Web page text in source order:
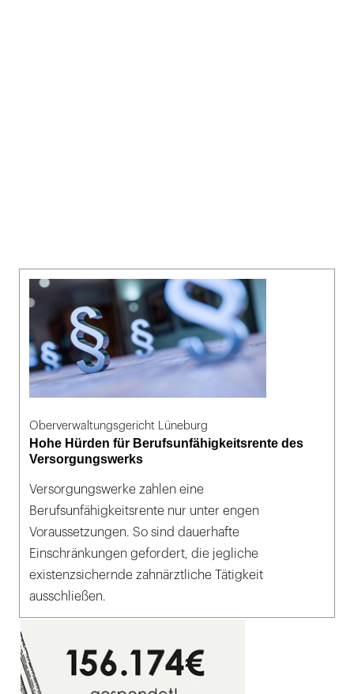
Oberverwaltungsgericht Lüneburg
Hohe Hürden für Berufsunfähigkeitsrente des
Versorgungswerks
Versorgungswerke zahlen eine
Berufsunfähigkeitsrente nur unter engen
Voraussetzungen. So sind dauerhafte
Einschränkungen gefordert, die jegliche
existenzsichernde zahnärztliche Tätigkeit
ausschließen.